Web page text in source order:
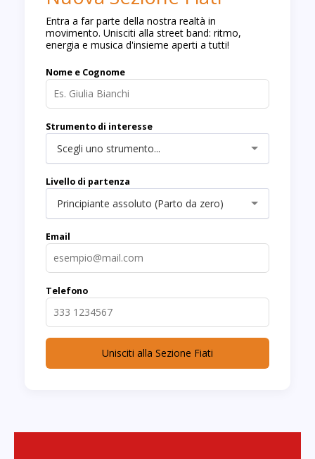
Entra a far parte della nostra realtà in
movimento. Unisciti alla street band: ritmo,
energia e musica d'insieme aperti a tutti!
Nome e Cognome
Strumento di interesse
Scegli uno strumento...
Livello di partenza
Principiante assoluto (Parto da zero)
Email
Telefono
Unisciti alla Sezione Fiati